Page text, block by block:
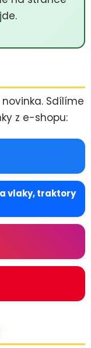
Sdílíme
z e-shopu:
vlaky, traktory